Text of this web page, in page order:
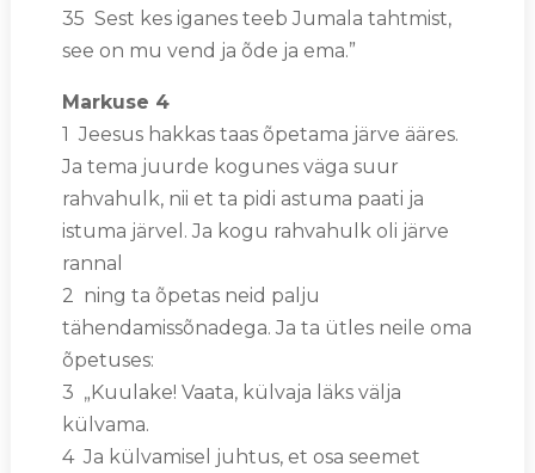
35 Sest kes iganes teeb Jumala tahtmist,
see on mu vend ja õde ja ema.”
Markuse 4
1 Jeesus hakkas taas õpetama järve ääres.
Ja tema juurde kogunes väga suur
rahvahulk, nii et ta pidi astuma paati ja
istuma järvel. Ja kogu rahvahulk oli järve
rannal
2 ning ta õpetas neid palju
tähendamissõnadega. Ja ta ütles neile oma
õpetuses:
3 „Kuulake! Vaata, külvaja läks välja
külvama.
4 Ja külvamisel juhtus, et osa seemet